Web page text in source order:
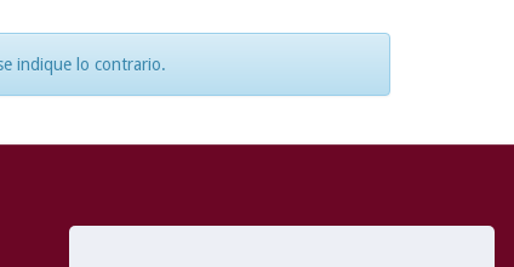
indique lo contrario.